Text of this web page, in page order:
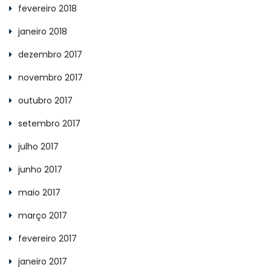
fevereiro 2018
janeiro 2018
dezembro 2017
novembro 2017
outubro 2017
setembro 2017
julho 2017
junho 2017
maio 2017
março 2017
fevereiro 2017
janeiro 2017